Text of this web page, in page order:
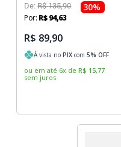
De:R$ 135,90 30%
Por: R$ 94,63
R$ 89,90
À vista noPIX com5% OFF
ou em até 6x de R$ 15,77
sem juros